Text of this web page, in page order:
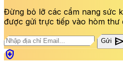
Đừng bỏ lỡ các cẩm nang sức
được gửi trực tiếp vào hòm thư
Gửi
health_and_safety